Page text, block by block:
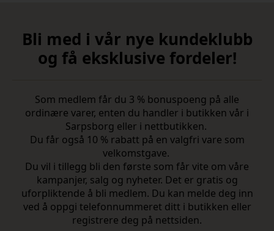
Bli med i vår nye kundeklubb
og få eksklusive fordeler!
Som medlem får du 3 % bonuspoeng på alle
ordinære varer, enten du handler i butikken vår i
Sarpsborg eller i nettbutikken.
Du får også 10 % rabatt på en valgfri vare som
velkomstgave.
Du vil i tillegg bli den første som får vite om våre
kampanjer, salg og nyheter. Det er gratis og
uforpliktende å bli medlem. Du kan melde deg inn
ved å oppgi telefonnummeret ditt i butikken eller
registrere deg på nettsiden.